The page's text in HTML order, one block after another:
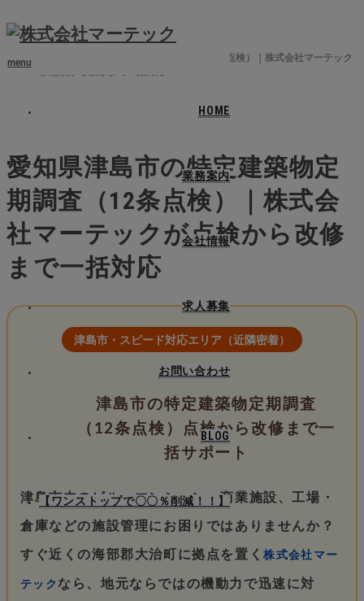
menu
HOME
業務案内
会社情報
求人募集
お問い合わせ
BLOG
【ワンストップで〇〇％削減！！】
ブログ
愛知県津島市
愛知県津島市の特定建築物定期調査（12条点検）｜株式会社マーテック
愛知県津島市の特定建築物定
期調査（12条点検）｜株式会
社マーテックが点検から改修
まで一括対応
津島市・スピード対応エリア（近隣密着）
津島市の特定建築物定期調査
（12条点検）点検から改修まで一
括サポート
津島市内のビル、マンション、商業施設、工場・
倉庫などの施設管理にお困りではありませんか？
すぐ近くの海部郡大治町に拠点を置く株式会社マー
テック なら、地元ならではの機動力で迅速に対